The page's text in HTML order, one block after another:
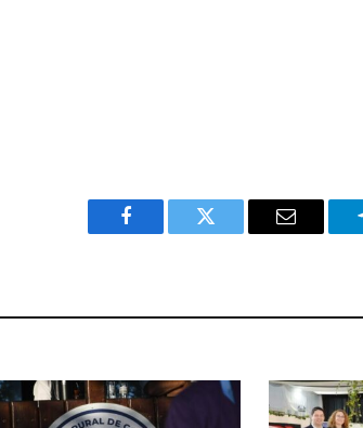
Facebook Twitter Email